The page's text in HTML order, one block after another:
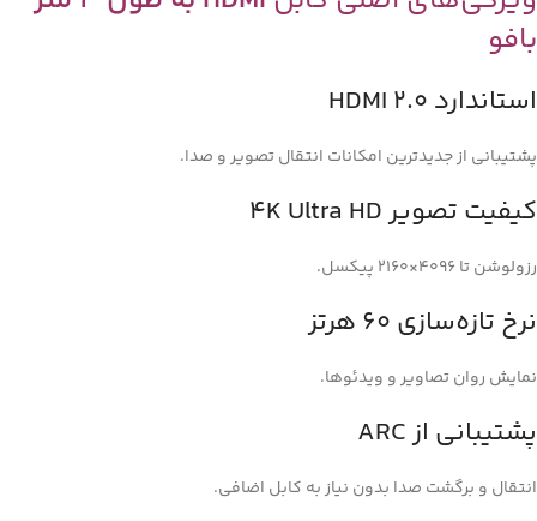
بافو
استاندارد HDMI 2.0
پشتیبانی از جدیدترین امکانات انتقال تصویر و صدا.
کیفیت تصویر 4K Ultra HD
رزولوشن تا 4096×2160 پیکسل.
نرخ تازه‌سازی 60 هرتز
نمایش روان تصاویر و ویدئوها.
پشتیبانی از ARC
انتقال و برگشت صدا بدون نیاز به کابل اضافی.